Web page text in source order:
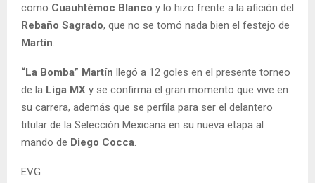
como Cuauhtémoc Blanco y lo hizo frente a la afición del
Rebaño Sagrado, que no se tomó nada bien el festejo de
Martín.
“La Bomba” Martín llegó a 12 goles en el presente torneo
de la Liga MX y se confirma el gran momento que vive en
su carrera, además que se perfila para ser el delantero
titular de la Selección Mexicana en su nueva etapa al
mando de Diego Cocca.
EVG